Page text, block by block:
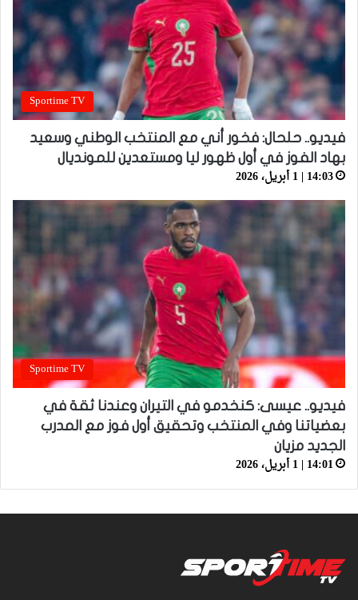
Sportime TV
فيديو.. حلحال: فخور أني مع المنتخب الوطني وسعيد
بهاد الفوز في أول ظهور ليا ومستعدين للمونديال
14:03 | 1 أبريل، 2026
Sportime TV
فيديو.. عيسى: كنخدمو في التيران وعندنا ثقة في
بعضياتنا وفي المنتخب وتحقيق أول فوز مع المدرب
الجديد مزيان
14:01 | 1 أبريل، 2026